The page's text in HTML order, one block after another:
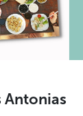
Antonias